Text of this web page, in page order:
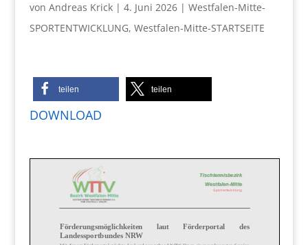
von Andreas Krick| 4. Juni 2026| Westfalen-Mitte-
SPORTENTWICKLUNG, Westfalen-Mitte-STARTSEITE
teilen teilen
DOWNLOAD